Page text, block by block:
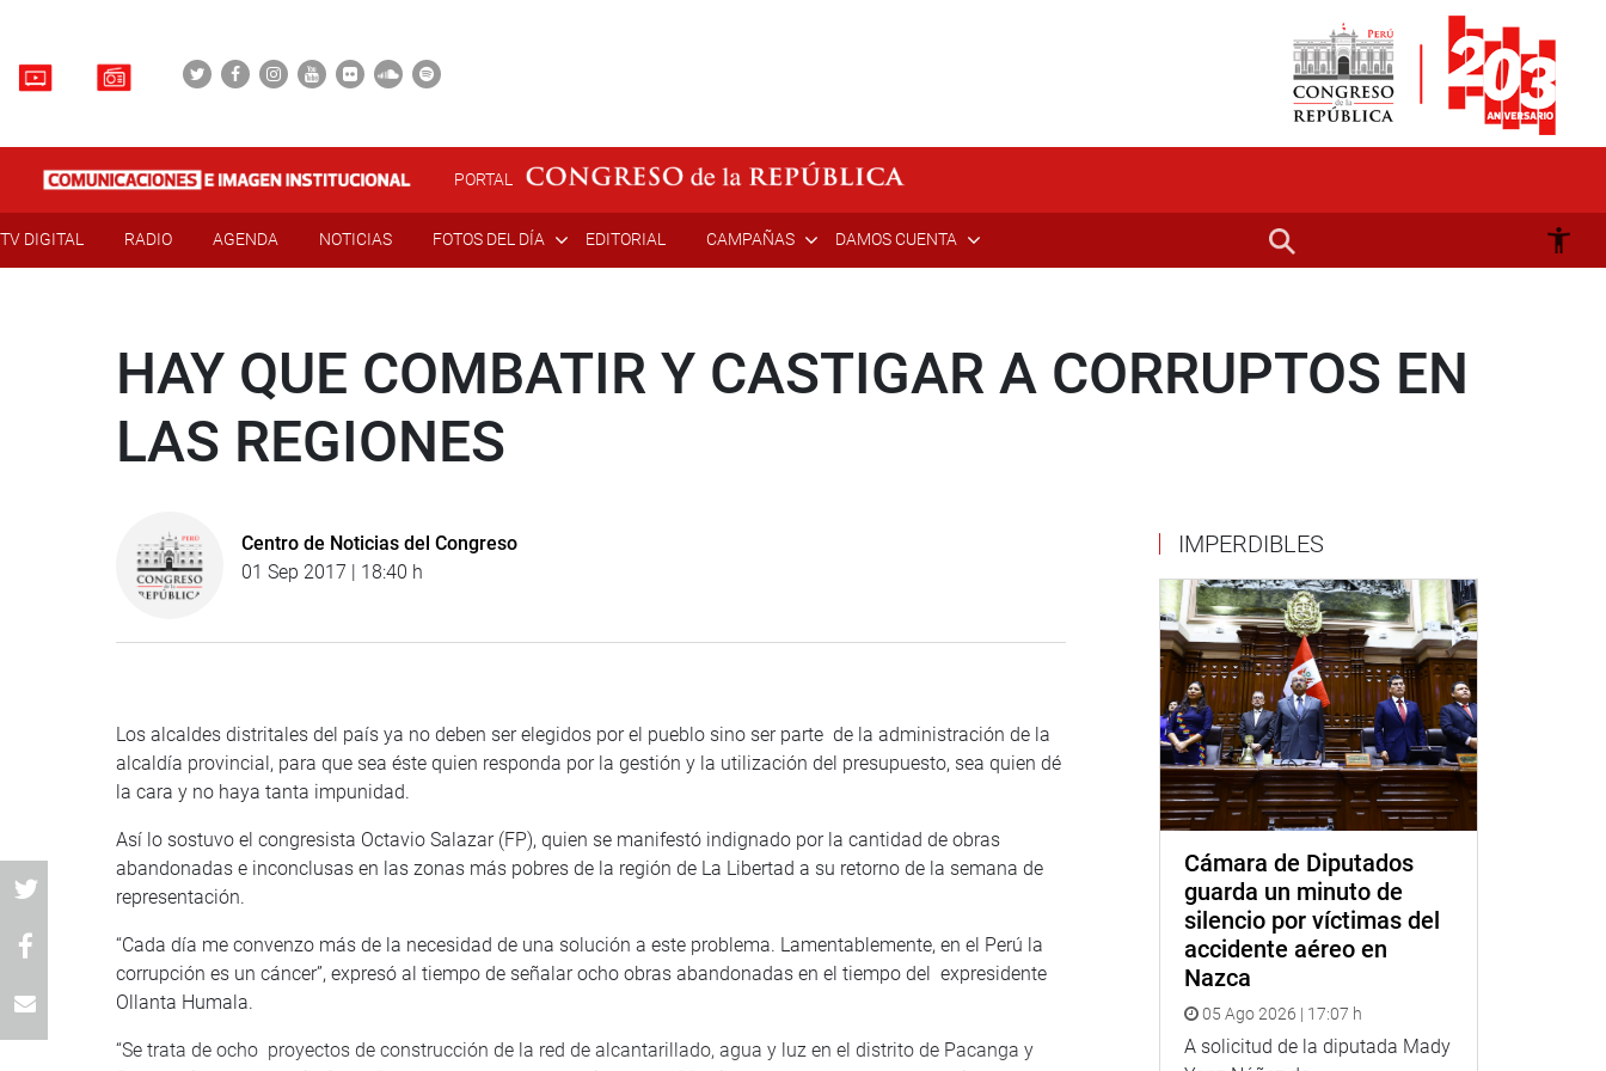
PORTAL
TV DIGITAL RADIO AGENDA NOTICIAS FOTOS DEL DÍA EDITORIAL CAMPAÑAS DAMOS CUENTA
HAY QUE COMBATIR Y CASTIGAR A CORRUPTOS EN
LAS REGIONES
Centro de Noticias del Congreso
01 Sep 2017 | 18:40 h
Los alcaldes distritales del país ya no deben ser elegidos por el pueblo sino ser parte de la administración de la
alcaldía provincial, para que sea éste quien responda por la gestión y la utilización del presupuesto, sea quien dé
la cara y no haya tanta impunidad.
Así lo sostuvo el congresista Octavio Salazar (FP), quien se manifestó indignado por la cantidad de obras
abandonadas e inconclusas en las zonas más pobres de la región de La Libertad a su retorno de la semana de
representación.
“Cada día me convenzo más de la necesidad de una solución a este problema. Lamentablemente, en el Perú la
corrupción es un cáncer”, expresó al tiempo de señalar ocho obras abandonadas en el tiempo del expresidente
Ollanta Humala.
“Se trata de ocho proyectos de construcción de la red de alcantarillado, agua y luz en el distrito de Pacanga y
IMPERDIBLES
Cámara de Diputados
guarda un minuto de
silencio por víctimas del
accidente aéreo en
Nazca
05 Ago 2026 | 17:07 h
A solicitud de la diputada Mady